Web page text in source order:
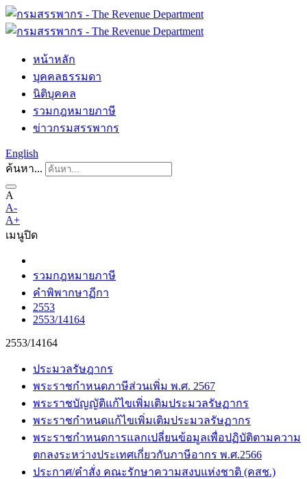
หน้าหลัก
บุคคลธรรมดา
นิติบุคคล
รวมกฎหมายภาษี
ข่าวกรมสรรพากร
English
ค้นหา...
A
A-
A+
เมนูปิด
รวมกฎหมายภาษี
คำพิพากษาฏีกา
2553
2553/14164
2553/14164
ประมวลรัษฎากร
พระราชกำหนดภาษีส่วนเพิ่ม พ.ศ. 2567
พระราชบัญญัติแก้ไขเพิ่มเติมประมวลรัษฏากร
พระราชกำหนดแก้ไขเพิ่มเติมประมวลรัษฏากร
พระราชกำหนดการแลกเปลี่ยนข้อมูลเพื่อปฏิบัติตามความ
ตกลงระหว่างประเทศเกี่ยวกับภาษีอากร พ.ศ.2566
ประกาศ/คำสั่ง คณะรักษาความสงบแห่งชาติ (คสช.)